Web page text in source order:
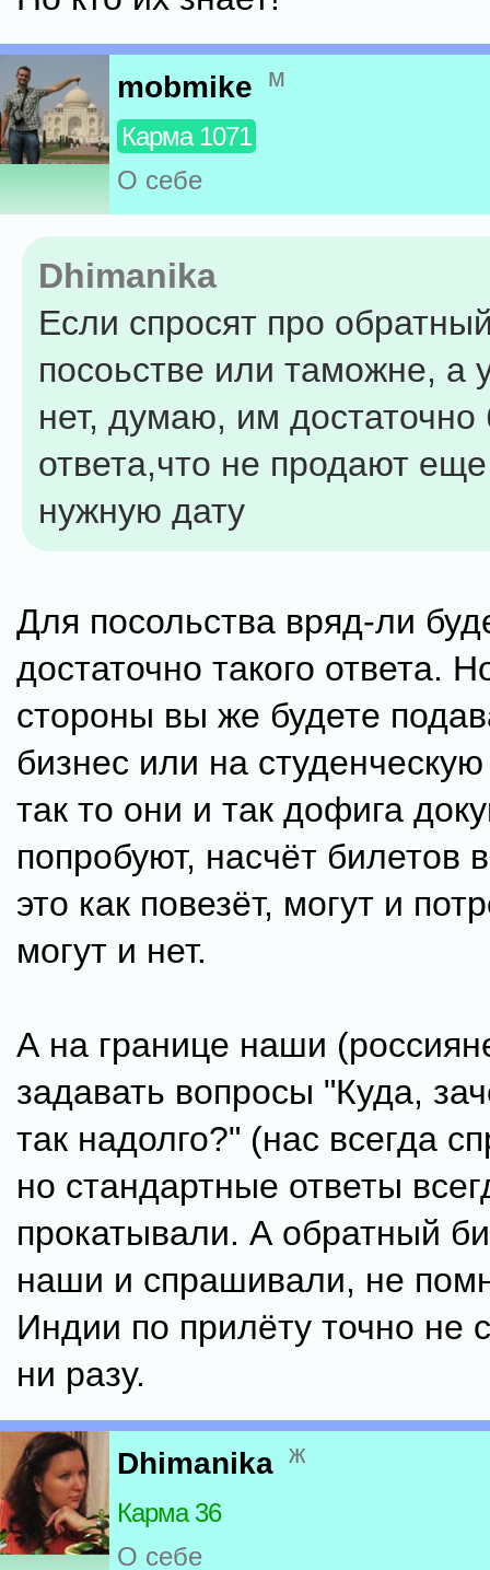
mobmike м
Карма 1071
О себе
Dhimanika
Если спросят про
посоьстве или таможне, а
нет, думаю, им достаточно
ответа,что не продают
нужную дату
Для посольства вряд-ли
достаточно такого ответа.
стороны вы же будете
бизнес или на
так то они и так дофига
попробуют, насчёт билетов
это как повезёт, могут и
могут и нет.
А на границе наши
задавать вопросы "Куда,
так надолго?" (нас всегда
но стандартные ответы
прокатывали. А обратный
наши и спрашивали, не
Индии по прилёту точно не
ни разу.
Dhimanika ж
Карма 36
О себе